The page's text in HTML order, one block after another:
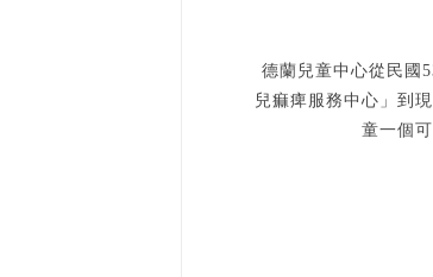
德蘭兒童中心從民國
兒痲痺服務中心」到
童一個